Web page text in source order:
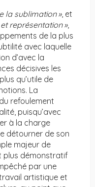
la sublimation», et
représentation»,
de la plus
avec laquelle
d’avec la
décisives les
qu’utile de
La
refoulement
puisqu’avec
à la charge
détourner de son
majeur de
plus démonstratif
par une
artistique et